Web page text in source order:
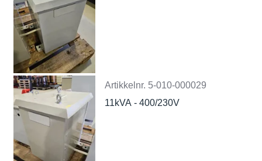
Artikkelnr. 5-010-000029
11kVA - 400/230V